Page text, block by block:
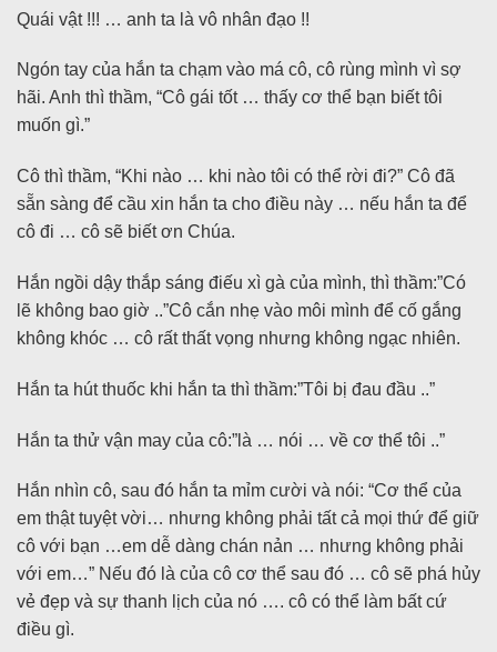
Quái vật !!! … anh ta là vô nhân đạo !!
Ngón tay của hắn ta chạm vào má cô, cô rùng mình vì sợ
hãi. Anh thì thầm, “Cô gái tốt … thấy cơ thể bạn biết tôi
muốn gì.”
Cô thì thầm, “Khi nào … khi nào tôi có thể rời đi?” Cô đã
sẵn sàng để cầu xin hắn ta cho điều này … nếu hắn ta để
cô đi … cô sẽ biết ơn Chúa.
Hắn ngồi dậy thắp sáng điếu xì gà của mình, thì thầm:”Có
lẽ không bao giờ ..”Cô cắn nhẹ vào môi mình để cố gắng
không khóc … cô rất thất vọng nhưng không ngạc nhiên.
Hắn ta hút thuốc khi hắn ta thì thầm:”Tôi bị đau đầu ..”
Hắn ta thử vận ​​may của cô:”là … nói … về cơ thể tôi ..”
Hắn nhìn cô, sau đó hắn ta mỉm cười và nói: “Cơ thể của
em thật tuyệt vời… nhưng không phải tất cả mọi thứ để giữ
cô với bạn …em dễ dàng chán nản … nhưng không phải
với em…” Nếu đó là của cô cơ thể sau đó … cô sẽ phá hủy
vẻ đẹp và sự thanh lịch của nó …. cô có thể làm bất cứ
điều gì.